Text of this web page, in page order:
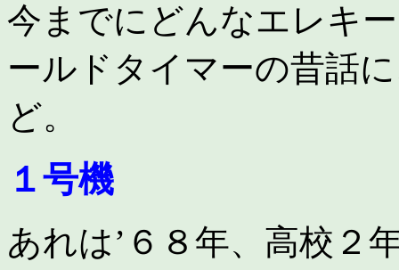
今までにどんなエレキ
ールドタイマーの昔話
ど。
１号機
あれは’６８年、高校２